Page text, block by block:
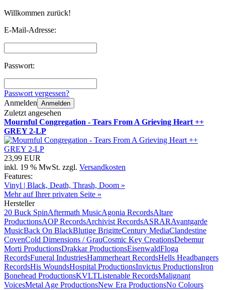
Willkommen zurück!
E-Mail-Adresse:
Passwort:
Passwort vergessen?
Anmelden Anmelden
Zuletzt angesehen
Mournful Congregation - Tears From A Grieving Heart ++
GREY 2-LP
23,99 EUR
inkl. 19 % MwSt. zzgl. Versandkosten
Features:
Vinyl | Black, Death, Thrash, Doom »
Mehr auf Ihrer privaten Seite »
Hersteller
20 Buck SpinAftermath MusicAgonia RecordsAltare
ProductionsAOP RecordsArchivist RecordsASRARAvantgarde
MusicBack On BlackBlutige BrigitteCentury MediaClandestine
CovenCold Dimensions / GrauCosmic Key CreationsDebemur
Morti ProductionsDrakkar ProductionsEisenwaldFloga
RecordsFuneral IndustriesHammerheart RecordsHells Headbangers
RecordsHis WoundsHospital ProductionsInvictus ProductionsIron
Bonehead ProductionsKVLTListenable RecordsMalignant
VoicesMetal Age ProductionsNew Era ProductionsNo Colours